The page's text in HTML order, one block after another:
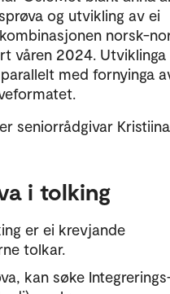
og utvikling av ei
norsk-
våren 2024. Utviklinga
med fornyinga
seniorrådgivar Kristiina
i tolking
er ei krevjande
tolkar.
kan søke